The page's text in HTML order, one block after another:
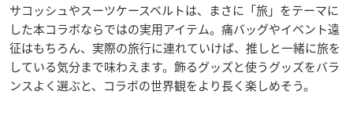
サコッシュやスーツケースベルトは、まさに「旅」をテーマに
した本コラボならではの実用アイテム。痛バッグやイベント遠
征はもちろん、実際の旅行に連れていけば、推しと一緒に旅を
している気分まで味わえます。飾るグッズと使うグッズをバラ
ンスよく選ぶと、コラボの世界観をより長く楽しめそう。